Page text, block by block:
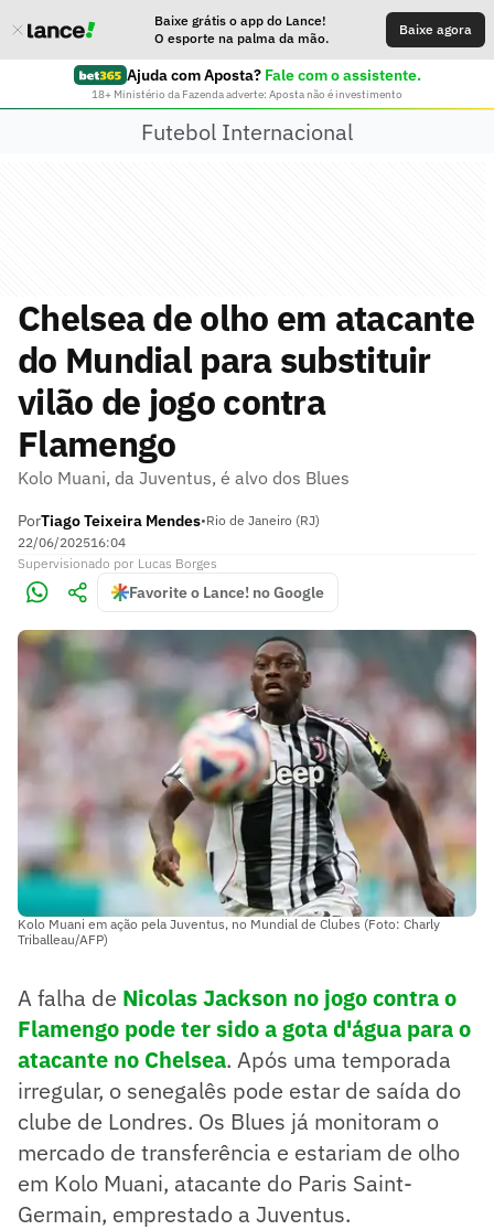
Baixe grátis o app do Lance!
O esporte na palma da mão.
Baixe agora
Ajuda com Aposta? Fale com o assistente.
18+ Ministério da Fazenda adverte: Aposta não é investimento
Futebol Internacional
Chelsea de olho em atacante
do Mundial para substituir
vilão de jogo contra
Flamengo
Kolo Muani, da Juventus, é alvo dos Blues
PorTiago Teixeira Mendes•Rio de Janeiro (RJ)
22/06/202516:04
Supervisionado por Lucas Borges
Favorite o Lance! no Google
Kolo Muani em ação pela Juventus, no Mundial de Clubes (Foto: Charly
Triballeau/AFP)
A falha de Nicolas Jackson no jogo contra o
Flamengo pode ter sido a gota d'água para o
atacante no Chelsea. Após uma temporada
irregular, o senegalês pode estar de saída do
clube de Londres. Os Blues já monitoram o
mercado de transferência e estariam de olho
em Kolo Muani, atacante do Paris Saint-
Germain, emprestado a Juventus.